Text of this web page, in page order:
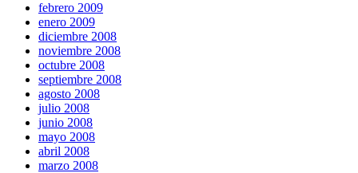
febrero 2009
enero 2009
diciembre 2008
noviembre 2008
octubre 2008
septiembre 2008
agosto 2008
julio 2008
junio 2008
mayo 2008
abril 2008
marzo 2008